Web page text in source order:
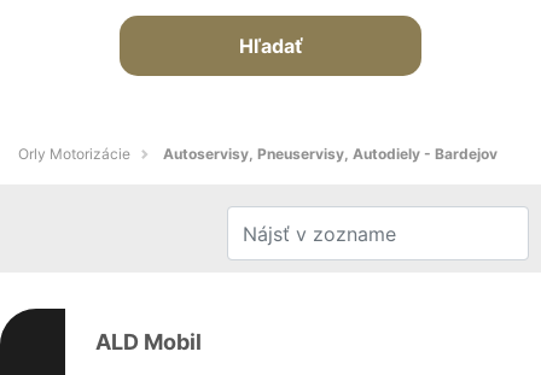
Hľadať
Orly Motorizácie Autoservisy, Pneuservisy, Autodiely - Bardejov
ALD Mobil